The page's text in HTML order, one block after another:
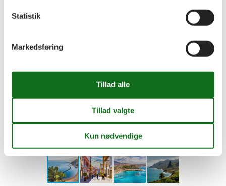
Statistik
Markedsføring